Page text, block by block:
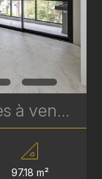
Apartamento com 2 suítes à venda no Edifício Casamia - 97.18 m² | Ref. 1768
97.18 m²